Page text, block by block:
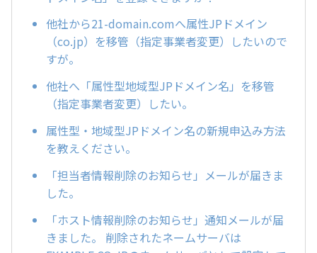
他社から21-domain.comへ属性JPドメイン
（co.jp）を移管（指定事業者変更）したいので
すが。
他社へ「属性型地域型JPドメイン名」を移管
（指定事業者変更）したい。
属性型・地域型JPドメイン名の新規申込み方法
を教えください。
「担当者情報削除のお知らせ」メールが届きま
した。
「ホスト情報削除のお知らせ」通知メールが届
きました。 削除されたネームサーバは